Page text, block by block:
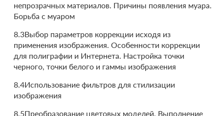
непрозрачных материалов. Причины появления муара.
Борьба с муаром
8.3Выбор параметров коррекции исходя из
применения изображения. Особенности коррекции
для полиграфии и Интернета. Настройка точки
черного, точки белого и гаммы изображения
8.4Использование фильтров для стилизации
изображения
8.5Преобразование цветовых моделей. Выполнение